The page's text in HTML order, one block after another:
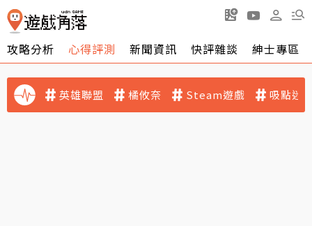
攻略分析 心得評測 新聞資訊 快評雜談 紳士專區
英雄聯盟 橘攸奈 Steam遊戲 吸點迷